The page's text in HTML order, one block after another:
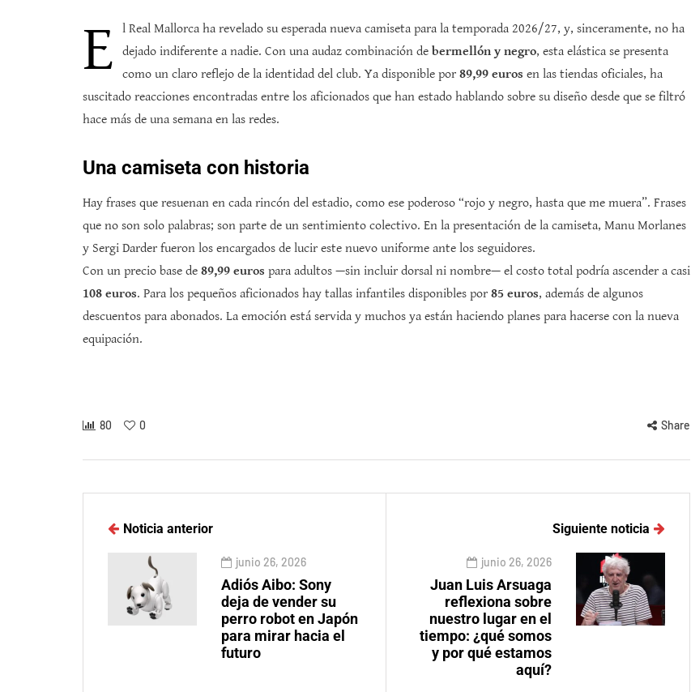
E
l Real Mallorca ha revelado su esperada nueva camiseta para la temporada 2026/27, y, sinceramente, no ha
dejado indiferente a nadie. Con una audaz combinación de bermellón y negro, esta elástica se presenta
como un claro reflejo de la identidad del club. Ya disponible por 89,99 euros en las tiendas oficiales, ha
suscitado reacciones encontradas entre los aficionados que han estado hablando sobre su diseño desde que se filtró
hace más de una semana en las redes.
Una camiseta con historia
Hay frases que resuenan en cada rincón del estadio, como ese poderoso “rojo y negro, hasta que me muera”. Frases
que no son solo palabras; son parte de un sentimiento colectivo. En la presentación de la camiseta, Manu Morlanes
y Sergi Darder fueron los encargados de lucir este nuevo uniforme ante los seguidores.
Con un precio base de 89,99 euros para adultos —sin incluir dorsal ni nombre— el costo total podría ascender a casi
108 euros. Para los pequeños aficionados hay tallas infantiles disponibles por 85 euros, además de algunos
descuentos para abonados. La emoción está servida y muchos ya están haciendo planes para hacerse con la nueva
equipación.
80 0 Share
Noticia anterior
junio 26, 2026
Adiós Aibo: Sony
deja de vender su
perro robot en Japón
para mirar hacia el
futuro
Siguiente noticia
junio 26, 2026
Juan Luis Arsuaga
reflexiona sobre
nuestro lugar en el
tiempo: ¿qué somos
y por qué estamos
aquí?